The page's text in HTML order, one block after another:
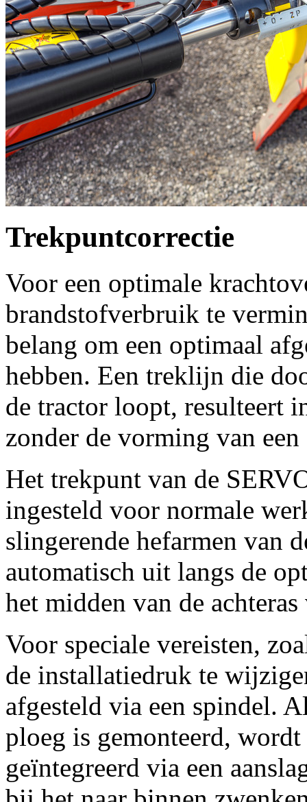
Trekpuntcorrectie
Voor een optimale
brandstofverbruik te
belang om een optimaal
hebben. Een treklijn die
de tractor loopt, resulteert
zonder de vorming van
Het trekpunt van de
ingesteld voor normale
slingerende hefarmen van
automatisch uit langs de
het midden van de
Voor speciale vereisten,
de installatiedruk te
afgesteld via een spindel.
ploeg is gemonteerd,
geïntegreerd via een